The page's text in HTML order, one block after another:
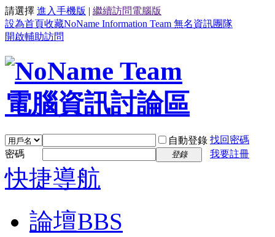
請選擇 進入手機版 | 繼續訪問電腦版
設為首頁收藏NoName Information Team 無名資訊團隊
開啟輔助訪問
自動登錄 找回密碼
密碼
登錄 我要註冊
快捷導航
論壇BBS